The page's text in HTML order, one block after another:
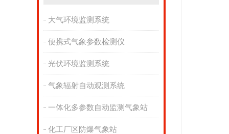
大气环境监测系统
便携式气象参数检测仪
光伏环境监测系统
气象辐射自动观测系统
一体化多参数自动监测气象站
化工厂区防爆气象站